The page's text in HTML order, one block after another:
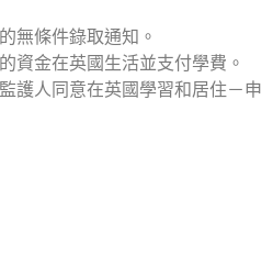
無條件錄取通知。
資金在英國生活並支付學費。
護人同意在英國學習和居住－申